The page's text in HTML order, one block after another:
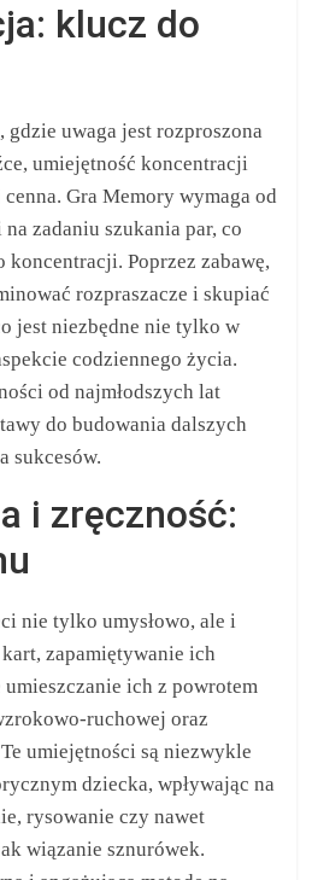
klucz do
uwaga jest rozproszona
umiejętność koncentracji
Gra Memory wymaga od
zadaniu szukania par, co
Poprzez zabawę,
rozpraszacze i skupiać
jest niezbędne nie tylko w
codziennego życia.
od najmłodszych lat
do budowania dalszych
sukcesów.
i zręczność:
nie tylko umysłowo, ale i
zapamiętywanie ich
ich z powrotem
ruchowej oraz
umiejętności są niezwykle
dziecka, wpływając na
rysowanie czy nawet
wiązanie sznurówek.